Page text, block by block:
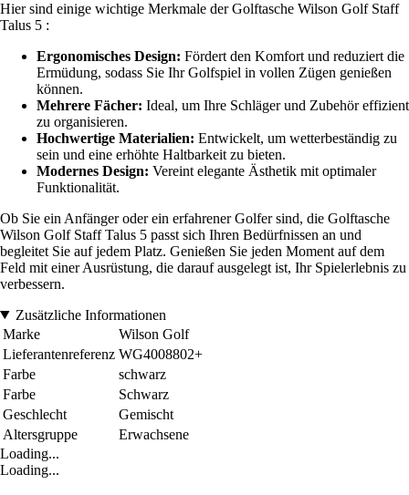
Hier sind einige wichtige Merkmale der Golftasche Wilson Golf Staff
Talus 5 :
Ergonomisches Design: Fördert den Komfort und reduziert die
Ermüdung, sodass Sie Ihr Golfspiel in vollen Zügen genießen
können.
Mehrere Fächer: Ideal, um Ihre Schläger und Zubehör effizient
zu organisieren.
Hochwertige Materialien: Entwickelt, um wetterbeständig zu
sein und eine erhöhte Haltbarkeit zu bieten.
Modernes Design: Vereint elegante Ästhetik mit optimaler
Funktionalität.
Ob Sie ein Anfänger oder ein erfahrener Golfer sind, die Golftasche
Wilson Golf Staff Talus 5 passt sich Ihren Bedürfnissen an und
begleitet Sie auf jedem Platz. Genießen Sie jeden Moment auf dem
Feld mit einer Ausrüstung, die darauf ausgelegt ist, Ihr Spielerlebnis zu
verbessern.
Zusätzliche Informationen
Marke
Wilson Golf
Lieferantenreferenz WG4008802+
Farbe
schwarz
Farbe
Schwarz
Geschlecht
Gemischt
Altersgruppe
Erwachsene
Loading...
Loading...